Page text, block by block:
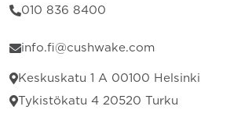
010 836 8400
info.fi@cushwake.com
Keskuskatu 1 A 00100 Helsinki
Tykistökatu 4 20520 Turku